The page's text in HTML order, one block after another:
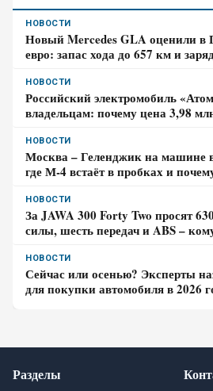
НОВОСТИ
Новый Mercedes GLA оценили в
евро: запас хода до 657 км и
НОВОСТИ
Российский электромобиль
владельцам: почему цена 3,98
НОВОСТИ
Москва – Геленджик на машине в
где М-4 встаёт в пробках и
НОВОСТИ
За JAWA 300 Forty Two просят
силы, шесть передач и ABS –
НОВОСТИ
Сейчас или осенью? Эксперты
для покупки автомобиля в 2026
Разделы